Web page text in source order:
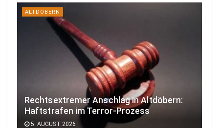
ALTDÖBERN
Rechtsextremer Anschlag in Altdöbern:
Haftstrafen im Terror-Prozess
5. AUGUST 2026